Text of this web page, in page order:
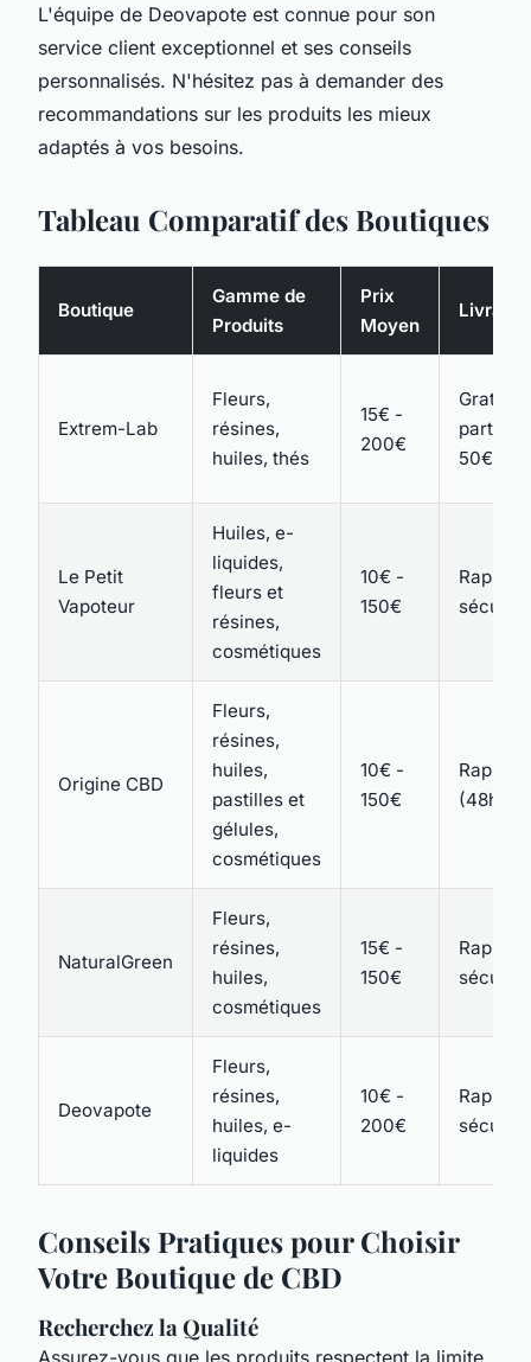
L'équipe de Deovapote est connue pour son
service client exceptionnel et ses conseils
personnalisés. N'hésitez pas à demander des
recommandations sur les produits les mieux
adaptés à vos besoins.
Tableau Comparatif des Boutiques
Boutique
Gamme de
Produits
Prix
Moyen
Extrem-Lab
Fleurs,
résines,
huiles, thés
15€ -
200€
Gratuite
partir de
50€
Le Petit
Vapoteur
Huiles, e-
liquides,
fleurs et
résines,
cosmétiques
10€ -
150€
Rapide
Origine CBD
Fleurs,
résines,
huiles,
pastilles et
gélules,
cosmétiques
10€ -
150€
Rapide
(48h)
NaturalGreen
Fleurs,
résines,
huiles,
cosmétiques
15€ -
150€
Rapide
Deovapote
Fleurs,
résines,
huiles, e-
liquides
10€ -
200€
Rapide
Conseils Pratiques pour Choisir
Votre Boutique de CBD
Recherchez la Qualité
Assurez-vous que les produits respectent la limite